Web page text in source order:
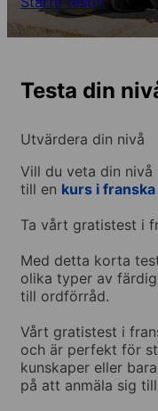
Testa din
Utvärdera din nivå
Vill du veta din nivå
till en kurs i
Ta vårt gratistest i
Med detta korta
olika typer av
till ordförråd.
Vårt gratistest i
och är perfekt för
kunskaper eller
på att anmäla sig